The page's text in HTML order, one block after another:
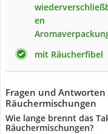
en
mit Räucherfibel
Fragen und Antworten
Räuchermischungen
Wie lange brennt das
Räuchermischungen?